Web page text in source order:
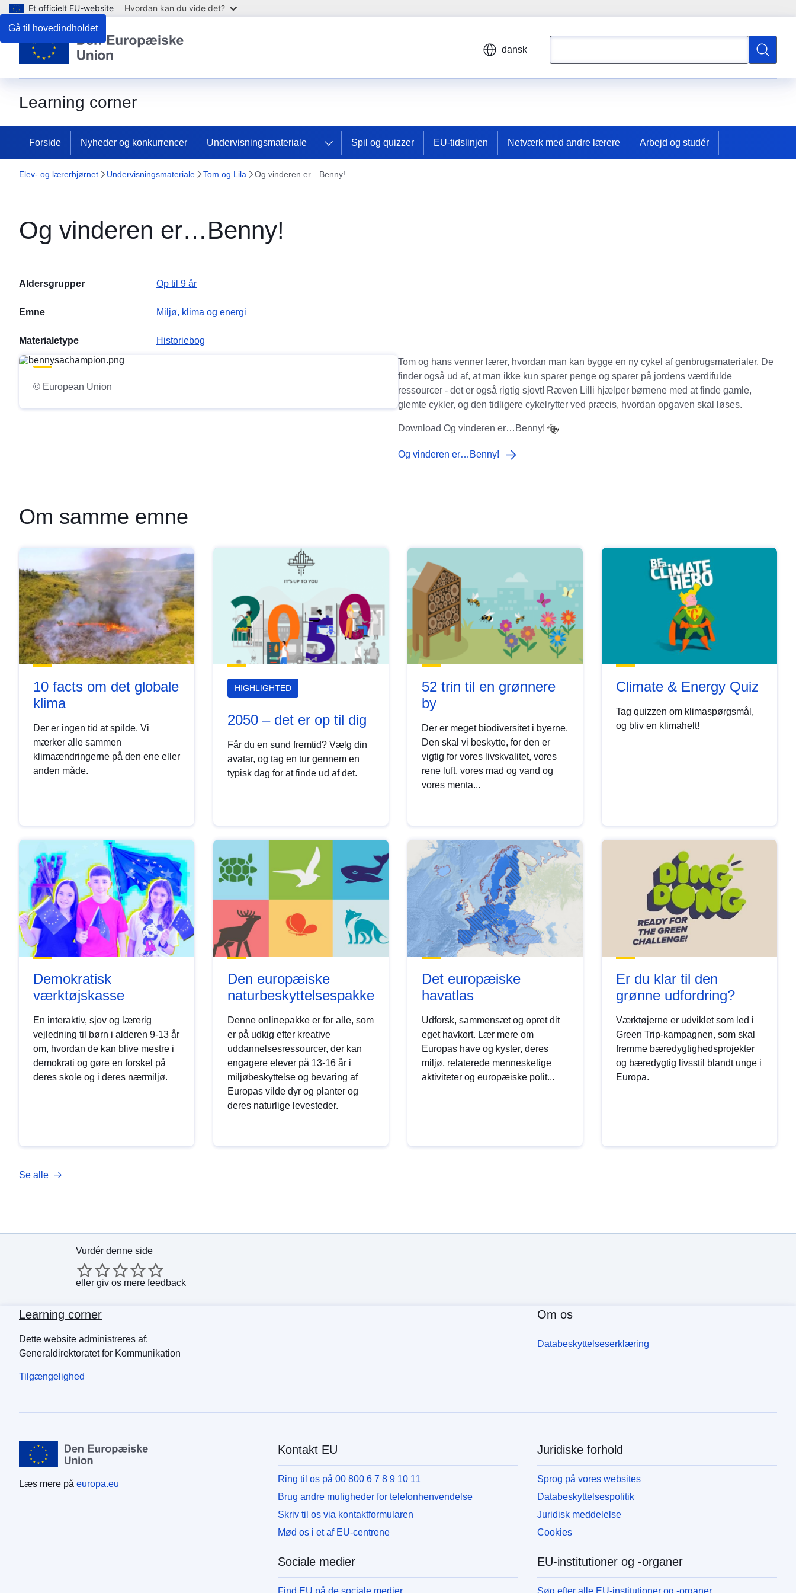
Gå til hovedindholdet
Et officielt EU-website Hvordan kan du vide det?
dansk
Søgning
Learning corner
Forside Nyheder og konkurrencer Undervisningsmateriale Spil og quizzer EU-tidslinjen Netværk med andre lærere Arbejd og studér
Elev- og lærerhjørnet Undervisningsmateriale Tom og Lila Og vinderen er…Benny!
Og vinderen er…Benny!
Aldersgrupper Op til 9 år
Emne Miljø, klima og energi
Materialetype Historiebog
Tom og hans venner lærer, hvordan man kan bygge en ny cykel af genbrugsmaterialer. De
finder også ud af, at man ikke kun sparer penge og sparer på jordens værdifulde
ressourcer - det er også rigtig sjovt! Ræven Lilli hjælper børnene med at finde gamle,
glemte cykler, og den tidligere cykelrytter ved præcis, hvordan opgaven skal løses.
Download Og vinderen er…Benny!
Og vinderen er…Benny!
© European Union
Om samme emne
10 facts om det globale
klima
Der er ingen tid at spilde. Vi
mærker alle sammen
klimaændringerne på den ene eller
anden måde.
HIGHLIGHTED
2050 – det er op til dig
Får du en sund fremtid? Vælg din
avatar, og tag en tur gennem en
typisk dag for at finde ud af det.
52 trin til en grønnere
by
Der er meget biodiversitet i byerne.
Den skal vi beskytte, for den er
vigtig for vores livskvalitet, vores
rene luft, vores mad og vand og
vores menta...
Climate & Energy Quiz
Tag quizzen om klimaspørgsmål,
og bliv en klimahelt!
Demokratisk
værktøjskasse
En interaktiv, sjov og lærerig
vejledning til børn i alderen 9-13 år
om, hvordan de kan blive mestre i
demokrati og gøre en forskel på
deres skole og i deres nærmiljø.
Den europæiske
naturbeskyttelsespakke
Denne onlinepakke er for alle, som
er på udkig efter kreative
uddannelsesressourcer, der kan
engagere elever på 13-16 år i
miljøbeskyttelse og bevaring af
Europas vilde dyr og planter og
deres naturlige levesteder.
Det europæiske
havatlas
Udforsk, sammensæt og opret dit
eget havkort. Lær mere om
Europas have og kyster, deres
miljø, relaterede menneskelige
aktiviteter og europæiske polit...
Er du klar til den
grønne udfordring?
Værktøjerne er udviklet som led i
Green Trip-kampagnen, som skal
fremme bæredygtighedsprojekter
og bæredygtig livsstil blandt unge i
Europa.
Se alle
Vurdér denne side
eller giv os mere feedback
Learning corner
Dette website administreres af:
Generaldirektoratet for Kommunikation
Tilgængelighed
Om os
Databeskyttelseserklæring
Læs mere på europa.eu
Kontakt EU
Ring til os på 00 800 6 7 8 9 10 11
Brug andre muligheder for telefonhenvendelse
Skriv til os via kontaktformularen
Mød os i et af EU-centrene
Sociale medier
Juridiske forhold
Sprog på vores websites
Databeskyttelsespolitik
Juridisk meddelelse
Cookies
EU-institutioner og -organer